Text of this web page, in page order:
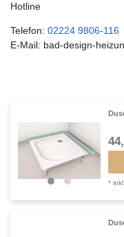
Hotline
Telefon: 02224 9806-116
E-Mail: bad-design-
*